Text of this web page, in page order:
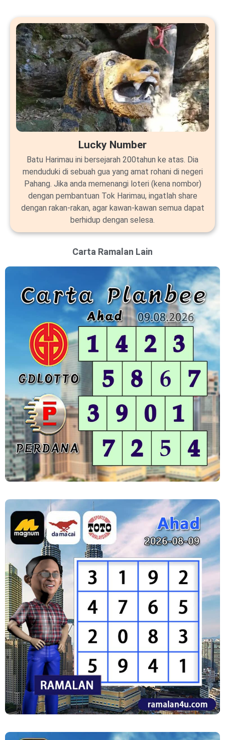
Lucky Number
Batu Harimau ini bersejarah 200tahun ke atas. Dia
menduduki di sebuah gua yang amat rohani di negeri
Pahang. Jika anda memenangi loteri (kena nombor)
dengan pembantuan Tok Harimau, ingatlah share
dengan rakan-rakan, agar kawan-kawan semua dapat
berhidup dengan selesa.
Carta Ramalan Lain